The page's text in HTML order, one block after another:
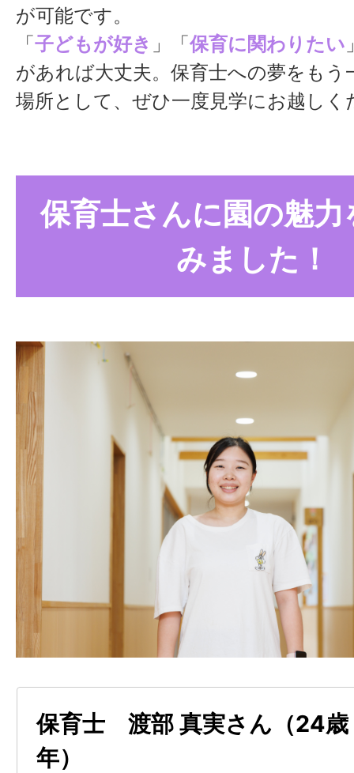
が可能です。
「子どもが好き 」「保育に関わりたい
があれば大丈夫。保育士への夢をもう
場所として、ぜひ一度見学にお越しく
保育士さんに園の魅力
みました！
保育士 渡部 真実さん（24歳
年）